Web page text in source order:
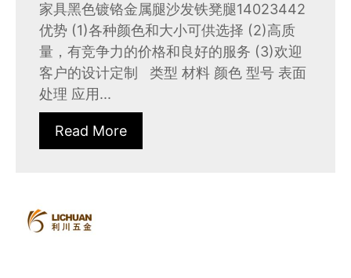
家具黑色镀铬金属腿沙发铁凳腿14023442
优势 (1)各种颜色和大小可供选择 (2)高质
量，有竞争力的价格和良好的服务 (3)欢迎
客户的设计定制 类型 材料 颜色 型号 表面
处理 应用...
Read More